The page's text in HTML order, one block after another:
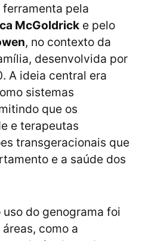
pela
McGoldrick e pelo
, no contexto da
desenvolvida por
A ideia central era
sistemas
que os
e terapeutas
transgeracionais que
e a saúde dos
do genograma foi
como a